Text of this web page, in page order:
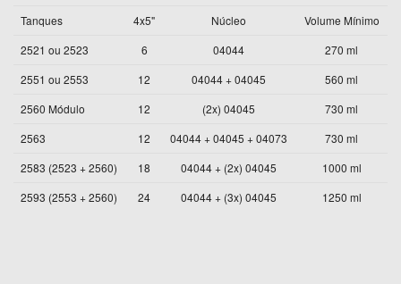
Tanques 4x5" Núcleo
Volume Mínimo
2521 ou 2523
6 04044
270 ml
2551 ou 2553
12 04044 + 04045
560 ml
2560 Módulo
12 (2x) 04045
730 ml
2563
12 04044 + 04045 + 04073
730 ml
2583 (2523 + 2560)
18 04044 + (2x) 04045
1000 ml
2593 (2553 + 2560)
24 04044 + (3x) 04045 1250 ml